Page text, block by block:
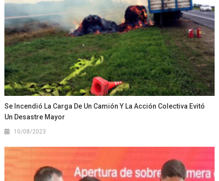
Se Incendió La Carga De Un Camión Y La Acción Colectiva Evitó
Un Desastre Mayor
10/08/2023